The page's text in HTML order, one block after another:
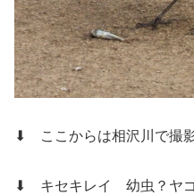
⬇ ここからは相沢川で撮
⬇ キセキレイ 幼虫？ヤ